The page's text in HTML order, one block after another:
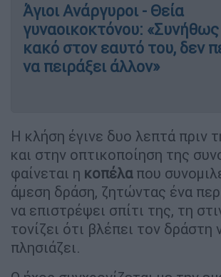
Άγιοι Ανάργυροι - Θεία
γυναοικοκτόνου:
κακό στον εαυτό του, δεν
να πειράξει άλλον»
Η κλήση έγινε δυο λεπτά πριν
και στην οπτικοποίηση της
φαίνεται η κοπέλαπου
άμεση δράση, ζητώντας ένα
να επιστρέψει σπίτι της, τη
τονίζει ότι βλέπει τον δράστη
πλησιάζει.